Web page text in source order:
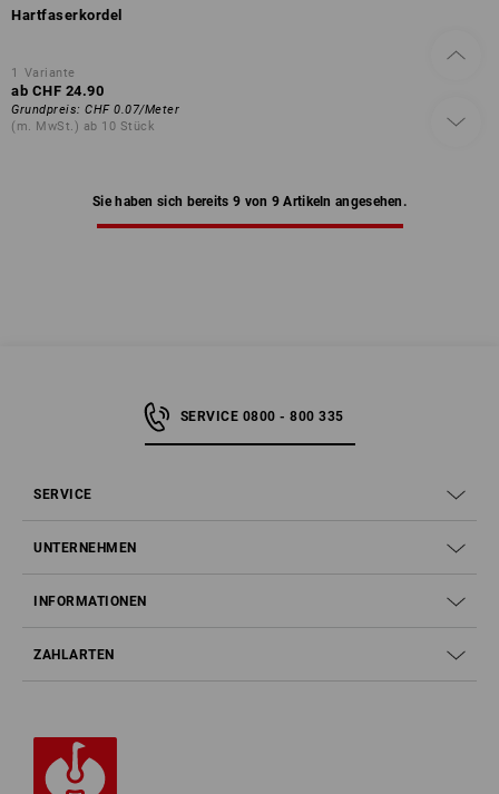
Hartfaserkordel
1 Variante
ab CHF 24.90
Grundpreis: CHF 0.07/Meter
(m. MwSt.) ab 10 Stück
Sie haben sich bereits 9 von 9 Artikeln angesehen.
SERVICE 0800 - 800 335
SERVICE
UNTERNEHMEN
INFORMATIONEN
ZAHLARTEN